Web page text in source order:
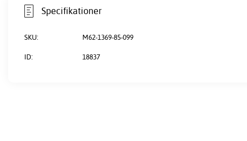
Specifikationer
SKU: M62-1369-85-099
ID: 18837